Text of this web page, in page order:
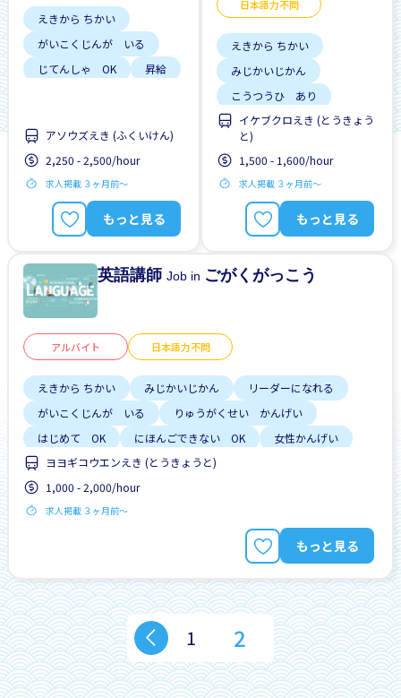
えきから ちかい
がいこくじんが いる
じてんしゃ OK
昇給
アソウズえき (ふくいけん)
2,250 - 2,500/hour
求人掲載 ３ヶ月前〜
もっと見る
日本語力不問
えきから ちかい
みじかいじかん
こうつうひ あり
りれきしょ なし
がいこくじんが いる
ざんぎょう すくない
みじかい あいだの しご
はじめて OK
イケブクロえき (とうきょう
と)
1,500 - 1,600/hour
求人掲載 ３ヶ月前〜
もっと見る
英語講師Job in ごがくがっこう
アルバイト 日本語力不問
えきから ちかい みじかいじかん
リーダーになれる
がいこくじんが いる
りゅうがくせい かんげい
はじめて OK
にほんごできない OK
女性かんげい
昇給ヨヨギコウエンえき (とうきょうと)
1,000 - 2,000/hour
求人掲載 ３ヶ月前〜
もっと見る
1 2